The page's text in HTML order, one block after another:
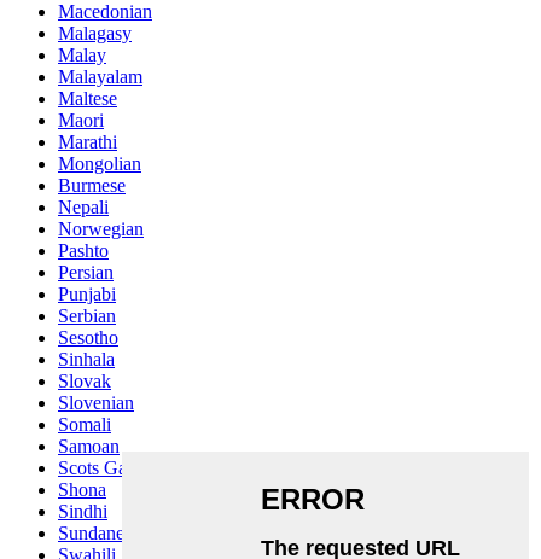
Macedonian
Malagasy
Malay
Malayalam
Maltese
Maori
Marathi
Mongolian
Burmese
Nepali
Norwegian
Pashto
Persian
Punjabi
Serbian
Sesotho
Sinhala
Slovak
Slovenian
Somali
Samoan
Scots Gaelic
Shona
Sindhi
Sundanese
Swahili